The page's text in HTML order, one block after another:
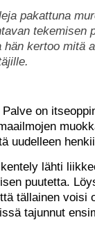
pakattuna
tekemisen
hän kertoo mitä
on
uudelleen
lähti
puutetta.
tällainen
tajunnut